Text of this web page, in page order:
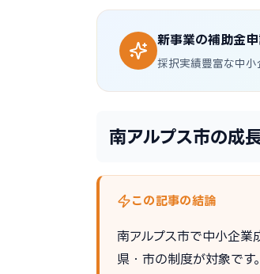
新事業の補助金
採択実績豊富な中
南アルプス市の成
この記事の結論
南アルプス市で中小企
県・市の制度が対象で